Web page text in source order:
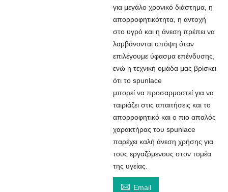
για μεγάλο χρονικό διάστημα, η
απορροφητικότητα, η αντοχή
στο υγρό και η άνεση πρέπει να
λαμβάνονται υπόψη όταν
επιλέγουμε ύφασμα επένδυσης,
ενώ η τεχνική ομάδα μας βρίσκει
ότι το spunlace
μπορεί να προσαρμοστεί για να
ταιριάζει στις απαιτήσεις και το
απορροφητικό και ο πιο απαλός
χαρακτήρας του spunlace
παρέχει καλή άνεση χρήσης για
τους εργαζόμενους στον τομέα
της υγείας.
 Email